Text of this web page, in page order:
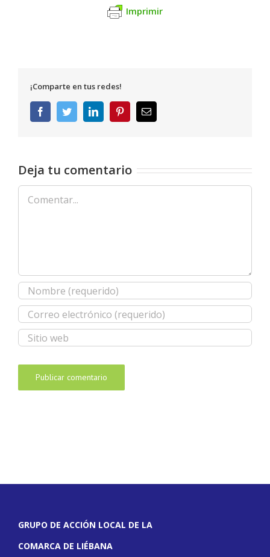
Imprimir
¡Comparte en tus redes!
FacebookTwitterLinkedInPinterestCorreo
electrónico
Deja tu comentario
Comentar
GRUPO DE ACCIÓN LOCAL DE LA
COMARCA DE LIÉBANA